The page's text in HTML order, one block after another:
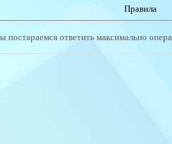
Правила
ответить максимально